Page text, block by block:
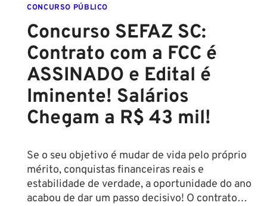
CONCURSO PÚBLICO
Concurso SEFAZ SC:
Contrato com a FCC é
ASSINADO e Edital é
Iminente! Salários
Chegam a R$ 43 mil!
Se o seu objetivo é mudar de vida pelo próprio
mérito, conquistas financeiras reais e
estabilidade de verdade, a oportunidade do ano
acabou de dar um passo decisivo! O contrato…